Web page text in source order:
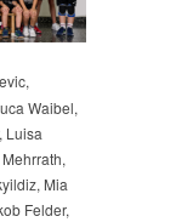
Waibel,
Luisa
Mia
Felder,